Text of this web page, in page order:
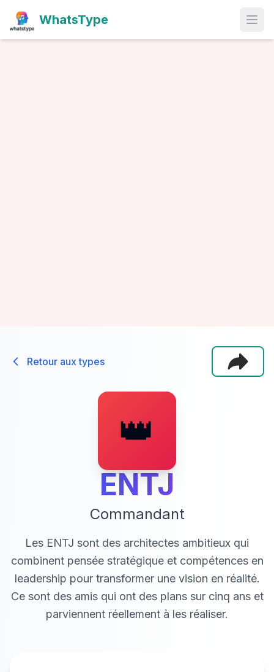
WhatsType
Retour aux types
👑
ENTJ
Commandant
Les ENTJ sont des architectes ambitieux qui
combinent pensée stratégique et compétences en
leadership pour transformer une vision en réalité.
Ce sont des amis qui ont des plans sur cinq ans et
parviennent réellement à les réaliser.